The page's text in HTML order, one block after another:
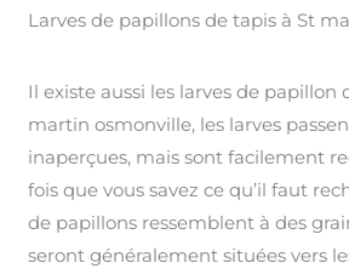
Larves de papillons de tapis à St
Il existe aussi les larves de papillon
martin osmonville, les larves
inaperçues, mais sont facilement
fois que vous savez ce qu’il faut
de papillons ressemblent à des
seront généralement situées vers